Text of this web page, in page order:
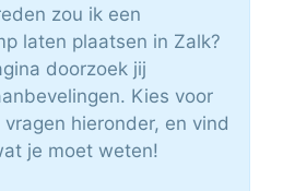
zou ik een
laten plaatsen in Zalk?
doorzoek jij
Kies voor
hieronder, en vind
je moet weten!